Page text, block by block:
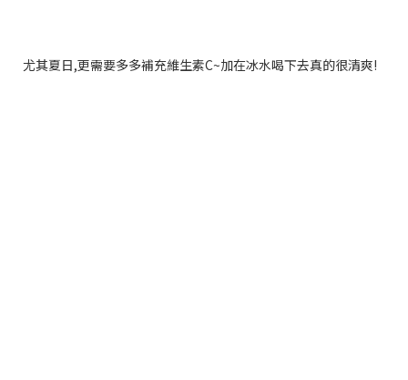
尤其夏日,更需要多多補充維生素C~加在冰水喝下去真的很清爽!